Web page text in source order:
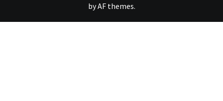
byAF themes.